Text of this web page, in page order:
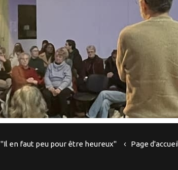
"Il en faut peu pour être heureux" Page